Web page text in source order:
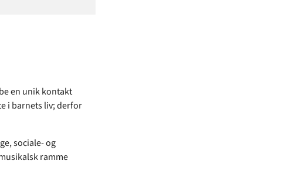
en unik kontakt
i barnets liv; derfor
sociale- og
ramme